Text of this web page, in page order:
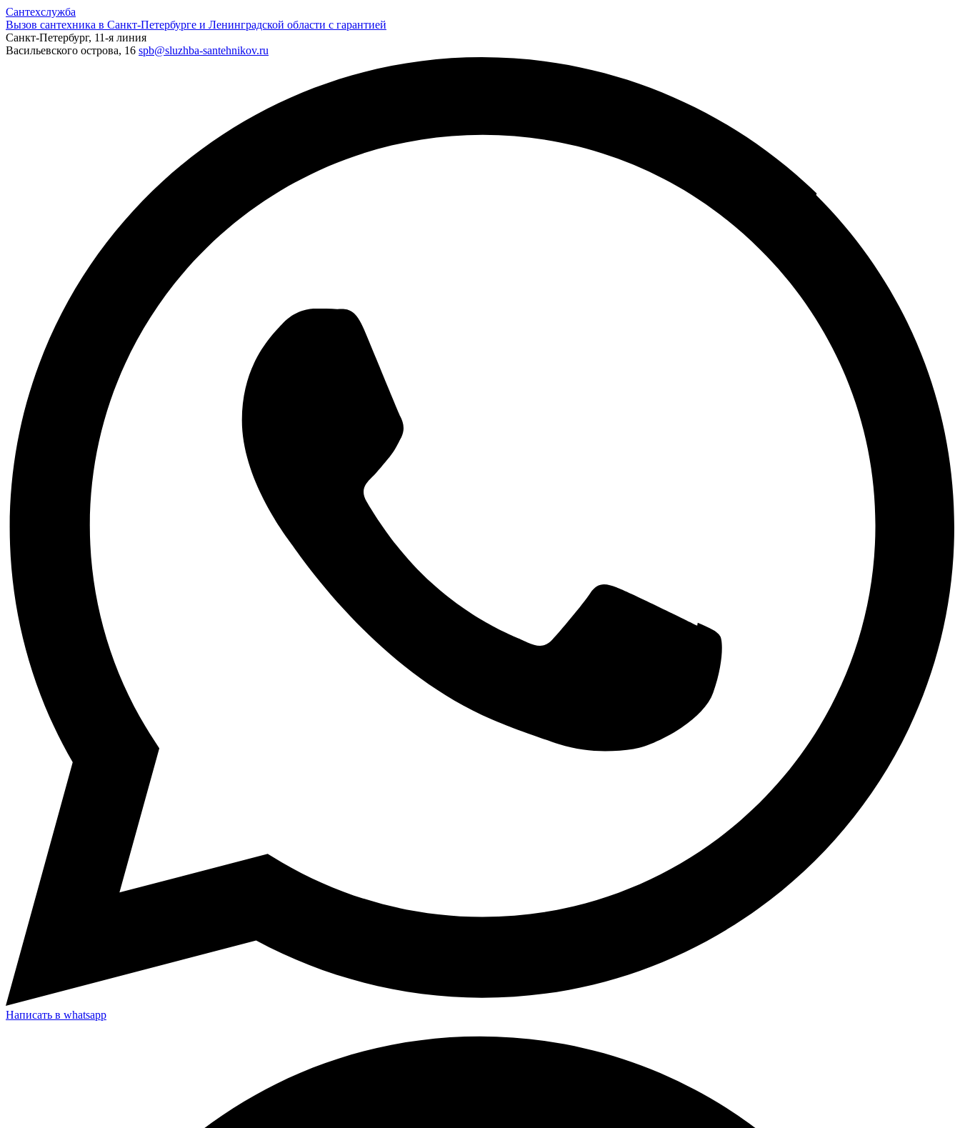
Сантехслужба
Вызов сантехника в Санкт-Петербурге и Ленинградской области с гарантией
Санкт-Петербург, 11-я линия
Васильевского острова, 16 spb@sluzhba-santehnikov.ru
Написать в whatsapp